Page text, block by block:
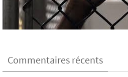
Commentaires récents